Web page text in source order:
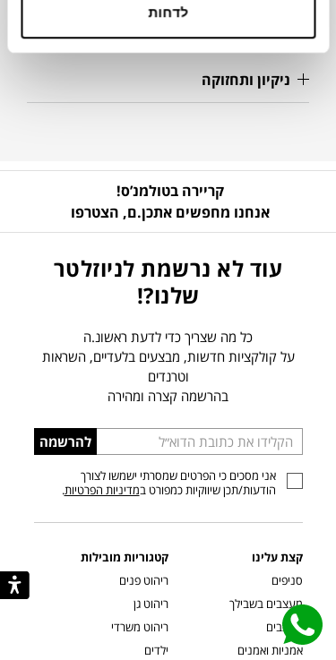
לדחות
ניקיון ותחזוקה
קריירה בטולמנ’ס!
אנחנו מחפשים אתכן.ם, הצטרפו
עוד לא נרשמת לניוזלטר
שלנו?!
כל מה שצריך כדי לדעת ראשונ.ה
על קולקציות חדשות, מבצעים בלעדיים, השראות
וטרנדים
בהרשמה קצרה ומהירה
הכניסו
כתובת
דוא”ל
להרשמה
אני מסכים כי הפרטים שמסרתי ישמשו לצורך
הודעות/תכן שיווקיות כמפורט במדיניות הפרטיות.
קצת עלינו
סניפים
מעצבים בשבילך
מעצבים
אמניות ואמנים
קטגוריות מובילות
ריהוט פנים
ריהוט גן
ריהוט משרדי
ילדים